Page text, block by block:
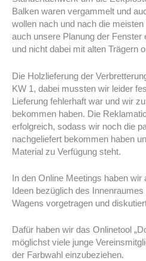
Balken waren vergammelt und
wollen nach und nach die
auch unsere Planung der
und nicht dabei mit alten Trägern
Die Holzlieferung der
KW 1, dabei mussten wir leider
Lieferung fehlerhaft war und wir
bekommen haben. Die
erfolgreich, sodass wir noch die
nachgeliefert bekommen haben
Material zu Verfügung steht.
In den Online Meetings haben
Ideen bezüglich des
Wagens vorgetragen und
Dafür haben wir das Onlinetool
möglichst viele junge
der Farbwahl einzubeziehen.